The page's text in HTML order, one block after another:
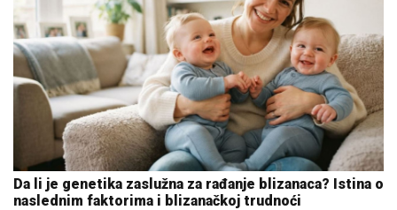
Da li je genetika zaslužna za rađanje blizanaca? Istina o
naslednim faktorima i blizanačkoj trudnoći